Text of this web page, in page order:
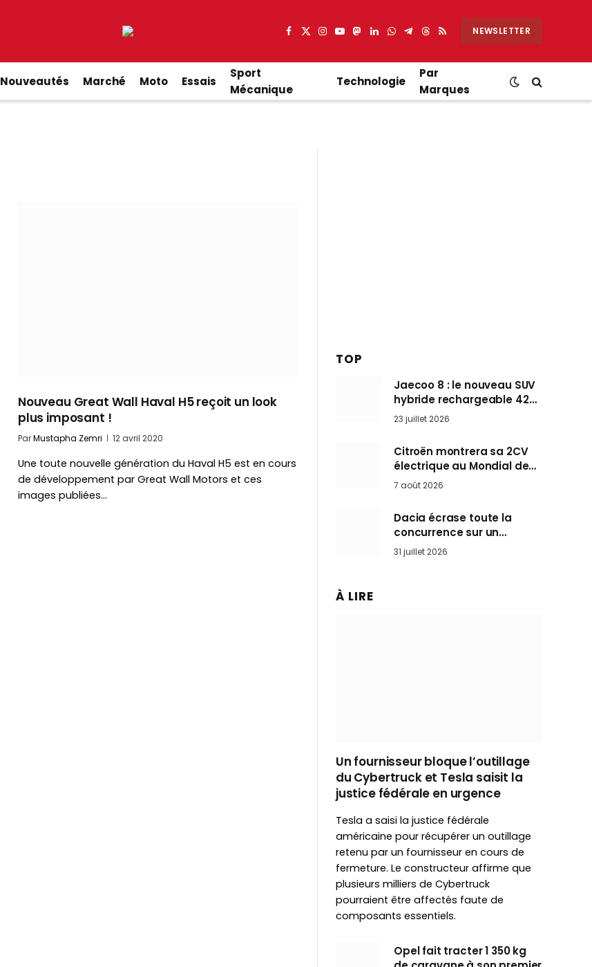
Facebook
X
Instagram
YouTube
Mastodon
LinkedIn
WhatsApp
Partager
Telegram
Threads
RSS NEWSLETTER
Nouveautés Marché Moto Essais
Sport
Mécanique
Technologie
Par
Marques
Nouveau Great Wall Haval H5 reçoit un look
plus imposant !
ParMustapha Zemri 12 avril 2020
Une toute nouvelle génération du Haval H5 est en cours
de développement par Great Wall Motors et ces
images publiées…
TOP
Jaecoo 8 : le nouveau SUV
hybride rechargeable 428
ch qui vise l’Audi Q7 arrive
en Europe cet automne
23 juillet 2026
Citroën montrera sa 2CV
électrique au Mondial de
Paris pendant que BMW et
7 août 2026
Dacia écrase toute la
concurrence sur un
marché où personne ne
l’attendait
31 juillet 2026
À LIRE
Un fournisseur bloque l’outillage
du Cybertruck et Tesla saisit la
justice fédérale en urgence
Tesla a saisi la justice fédérale
américaine pour récupérer un outillage
retenu par un fournisseur en cours de
fermeture. Le constructeur affirme que
plusieurs milliers de Cybertruck
pourraient être affectés faute de
composants essentiels.
Opel fait tracter 1 350 kg